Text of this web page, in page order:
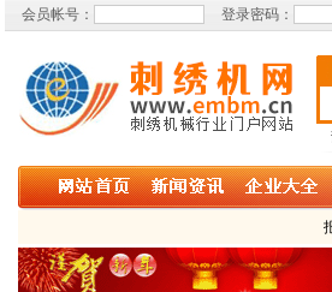
会员帐号： 登录密码：